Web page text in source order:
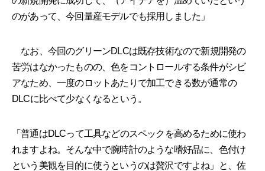
のがあって、今回量産モデルでも採用しました」
なお、今回のグリーンDLCは既存技術なので新規開発の
苦労はなかったものの、色をコントロールする条件がシビ
アなため、一度のロットあたりで加工できる数が通常の
DLCに比べて少なくなるという。
「普通はDLCって工具などのスペックを高めるために使わ
れますよね。そんな中で腕時計のような嗜好品に、色付け
という美観を目的に使うというのは贅沢ですよね」と、佐